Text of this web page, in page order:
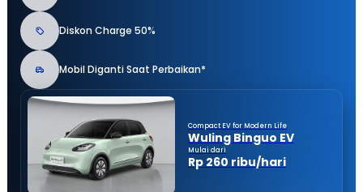
Diskon Charge 50%
Mobil Diganti Saat Perbaikan*
Compact EV for Modern Life
Wuling Binguo EV
Mulai dari
Rp 260 ribu/hari